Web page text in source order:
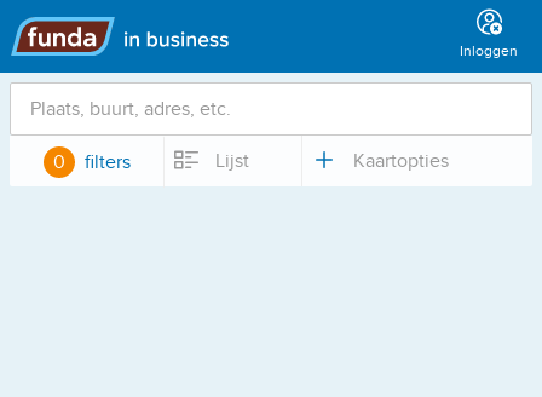
Hoofdmenu
Inloggen
Locatie
0 filters Lijst Kaartopties